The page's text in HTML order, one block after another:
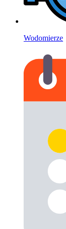
Wodomierze